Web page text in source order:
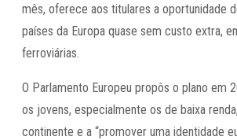
mês, oferece aos titulares a oportunidade
países da Europa quase sem custo extra,
ferroviárias.
O Parlamento Europeu propôs o plano em
os jovens, especialmente os de baixa
continente e a “promover uma identidade